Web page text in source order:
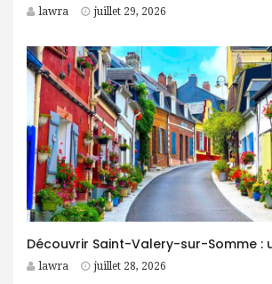
lawra juillet 29, 2026
lawra juillet 28, 2026